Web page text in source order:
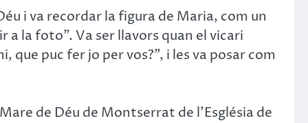
i va recordar la figura de Maria, com un
la foto”. Va ser llavors quan el vicari
que puc fer jo per vos?”, i les va posar com
de Déu de Montserrat de l’Església de